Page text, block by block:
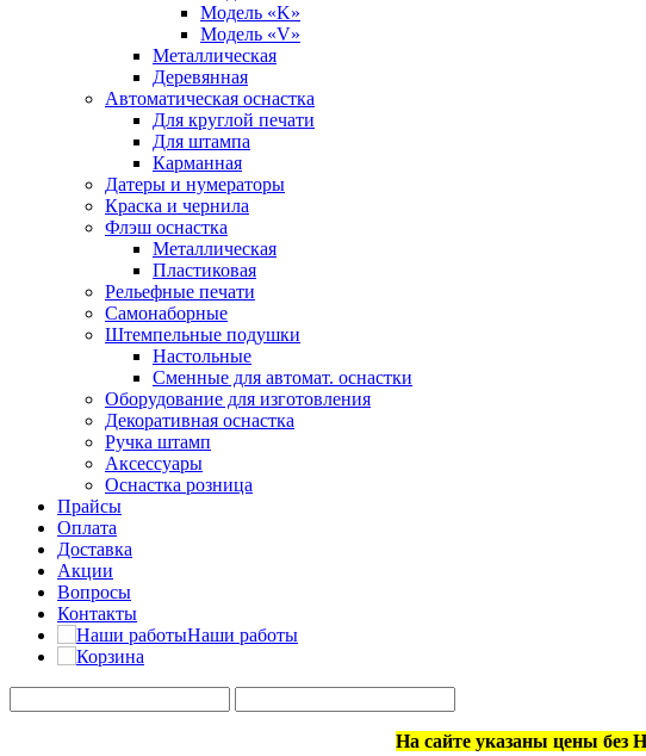
Модель «K»
Модель «V»
Металлическая
Деревянная
Автоматическая оснастка
Для круглой печати
Для штампа
Карманная
Датеры и нумераторы
Краска и чернила
Флэш оснастка
Металлическая
Пластиковая
Рельефные печати
Самонаборные
Штемпельные подушки
Настольные
Сменные для автомат. оснастки
Оборудование для изготовления
Декоративная оснастка
Ручка штамп
Аксессуары
Оснастка розница
Прайсы
Оплата
Доставка
Акции
Вопросы
Контакты
Наши работы
На сайте указаны цены без